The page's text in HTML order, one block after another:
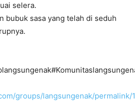
selera.
bubuk sasa yang telah di seduh
groups/langsungenak/permalink/